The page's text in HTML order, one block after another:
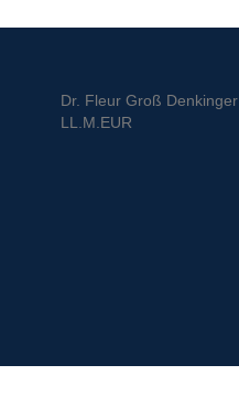
Dr. Fleur Groß Denkinger
LL.M.EUR